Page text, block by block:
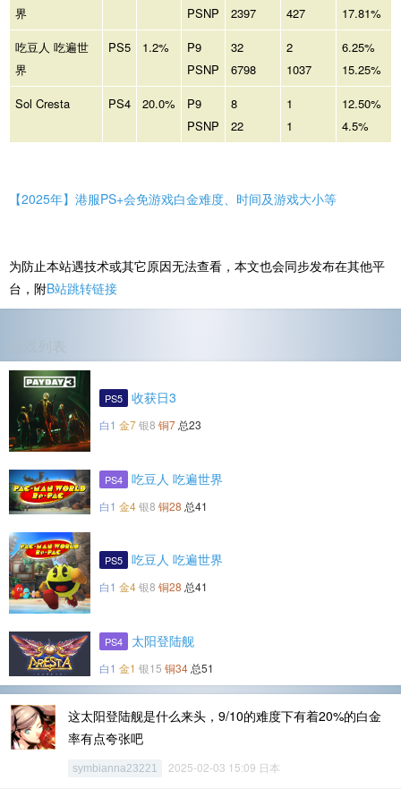
界
PSNP
2397
427
17.81%
吃豆人 吃遍世
界
PS5 1.2%
P9
PSNP
32
6798
2
1037
6.25%
15.25%
Sol Cresta
PS4 20.0%
P9
PSNP
8
22
1
1
12.50%
4.5%
【2025年】港服PS+会免游戏白金难度、时间及游戏大小等
为防止本站遇技术或其它原因无法查看，本文也会同步发布在其他平
台，附B站跳转链接
PS5 收获日3
白1 金7银8 铜7 总23
PS4 吃豆人 吃遍世界
白1 金4银8 铜28 总41
PS5 吃豆人 吃遍世界
白1 金4银8 铜28 总41
PS4 太阳登陆舰
白1 金1 银15 铜34 总51
这太阳登陆舰是什么来头，9/10的难度下有着20%的白金
率有点夸张吧
symbianna23221 2025-02-03 15:09 日本